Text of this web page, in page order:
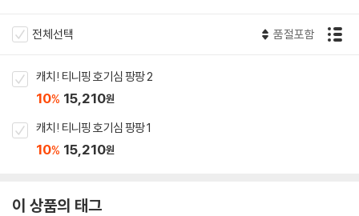
전체선택 품절포함
캐치! 티니핑 호기심 팡팡 2
10% 15,210원
캐치! 티니핑 호기심 팡팡 1
10% 15,210원
이 상품의 태그